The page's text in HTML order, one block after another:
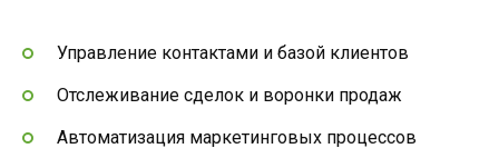
Управление контактами и базой клиентов
Отслеживание сделок и воронки продаж
Автоматизация маркетинговых процессов